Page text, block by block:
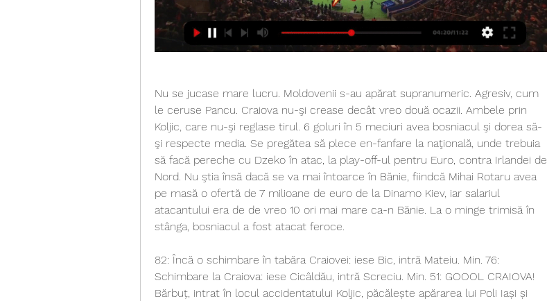
Nu se jucase mare lucru. Moldovenii s-au apărat supranumeric. Agresiv, cum
le ceruse Pancu. Craiova nu-şi crease decât vreo două ocazii. Ambele prin
Koljic, care nu-şi reglase tirul. 6 goluri în 5 meciuri avea bosniacul şi dorea să-
şi respecte media. Se pregătea să plece en-fanfare la naţională, unde trebuia
să facă pereche cu Dzeko în atac, la play-off-ul pentru Euro, contra Irlandei de
Nord. Nu ştia însă dacă se va mai întoarce în Bănie, fiindcă Mihai Rotaru avea
pe masă o ofertă de 7 milioane de euro de la Dinamo Kiev, iar salariul
atacantului era de de vreo 10 ori mai mare ca-n Bănie. La o minge trimisă în
stânga, bosniacul a fost atacat feroce.
82: Încă o schimbare în tabăra Craiovei: iese Bic, intră Mateiu. Min. 76:
Schimbare la Craiova: iese Cicâldău, intră Screciu. Min. 51: GOOOL CRAIOVA!
Bărbuț, intrat în locul accidentatului Koljic, păcălește apărarea lui Poli Iași și